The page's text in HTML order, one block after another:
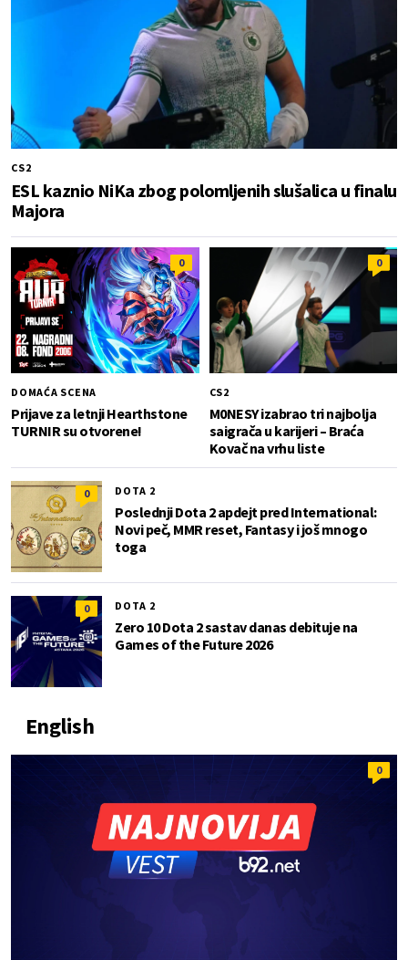
CS2
ESL kaznio NiKa zbog polomljenih slušalica u finalu
Majora
0
DOMAĆA SCENA
Prijave za letnji Hearthstone
TURNIR su otvorene!
0
CS2
M0NESY izabrao tri najbolja
saigrača u karijeri – Braća
Kovač na vrhu liste
0 DOTA 2
Poslednji Dota 2 apdejt pred International:
Novi peč, MMR reset, Fantasy i još mnogo
toga
0 DOTA 2
Zero 10 Dota 2 sastav danas debituje na
Games of the Future 2026
English
0